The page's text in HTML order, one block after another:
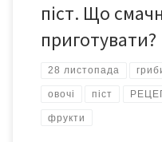
піст. Що
приготувати?
28 листопада
овочі піст
фрукти